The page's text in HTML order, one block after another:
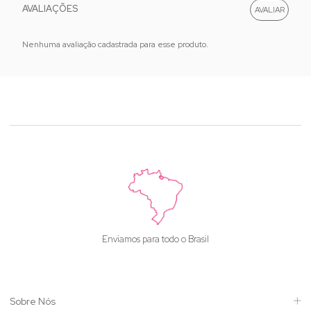
AVALIAÇÕES
Nenhuma avaliação cadastrada para esse produto.
Enviamos para todo o Brasil
Sobre Nós